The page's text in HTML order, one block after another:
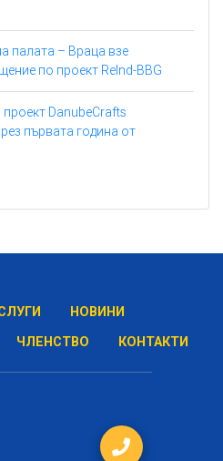
палата – Враца взе
по проект ReInd-BBG
DanubeCrafts
първата година от
НОВИНИ
ЧЛЕНСТВО КОНТАКТИ